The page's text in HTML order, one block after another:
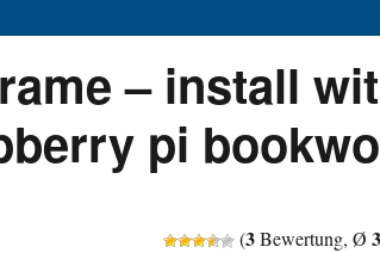
– install
pi
(3Bewertung, Ø